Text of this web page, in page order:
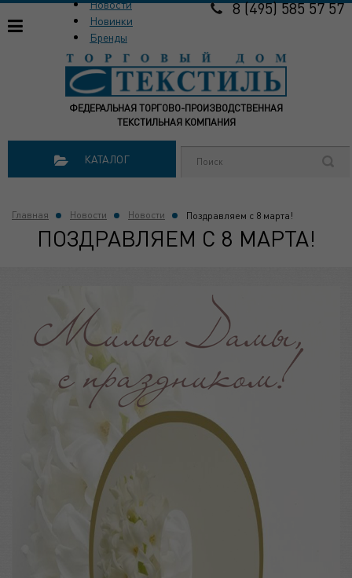
ФЕДЕРАЛЬНАЯ ТОРГОВО-ПРОИЗВОДСТВЕННАЯ
ТЕКСТИЛЬНАЯ КОМПАНИЯ
Новости
Новинки
Бренды
8 (495) 585 57 57
КАТАЛОГ
Главная Новости Новости Поздравляем с 8 марта!
ПОЗДРАВЛЯЕМ С 8 МАРТА!